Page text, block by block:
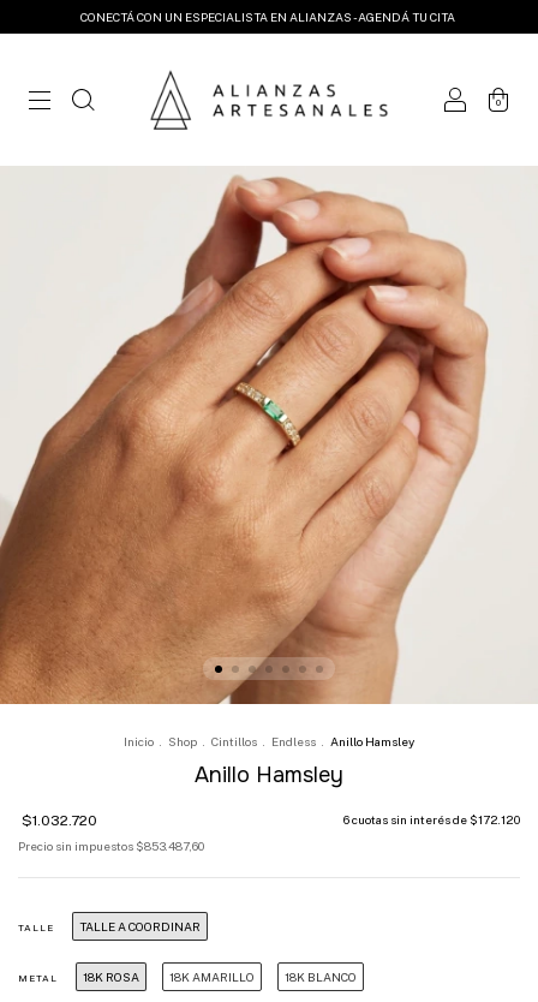
CONECTÁ CON UN ESPECIALISTA EN ALIANZAS - AGENDÁ TU CITA
0
Inicio Shop Cintillos Endless Anillo Hamsley
Anillo Hamsley
$1.032.720 6cuotas sin interés de $172.120
Precio sin impuestos $853.487,60
TALLE TALLE A COORDINAR
METAL 18K ROSA 18K AMARILLO 18K BLANCO